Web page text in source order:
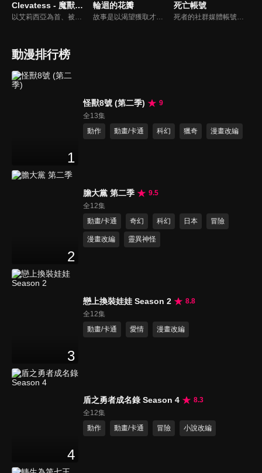
Clevatess - 魔獸之王與嬰兒與屍之勇者
以艾莉西亞為首、被王所選上的勇者一行人，因為討伐魔獸王克雷巴特斯失利，因此陷入了危機。就在世界滅亡之際，所有人的希望託付到了一名嬰兒手上。
輪迴的花瓣
故事是以渴望獲取才能的高中生「扇寺東耶」為主角，描述他獲得了一把藉由藉開自己肉體獲得前世才能的「輪迴之枝」。在那個世界中，宮本武藏的劍術和數學家的超高速演算，與連續殺人犯的殺人技巧展開激戰。牛頓、愛因斯坦、畢卡索、南丁格爾…天才、異才、鬼才陸續登場，超人們的異能蹂躪日常生活就此展開。
死亡帳號
死者的社群媒體帳號會怎樣的呢？那些帶著未完成心願的亡者帳號──Dead Account──最終會以數位幽靈，也就是所謂的「幽靈帳號」，在現世復甦……。緣城蒼吏為了替妹妹緋里籌措醫藥費，每天都以炎上系直播主「煽火蘋果」的身分進行直播活動。然而，在某個契機之下覺醒了電能的緣城，被帶往流傳著各種可疑傳聞的「彌電學園」。那是一所隨著網際網路普及、專門驅除數位化幽靈，並培養新時代靈媒師的學校！燃燒、擊碎並祓除──現代化的除靈戰鬥就此展開！
動漫排行榜
1
怪獸8號 (第二季)
9
全13集
動作
動畫/卡通 科幻 獵奇 漫畫改編
2
膽大黨 第二季
9.5
全12集
動畫/卡通
奇幻 科幻 日本 冒險
漫畫改編 靈異神怪
3
戀上換裝娃娃 Season 2
8.8
全12集
動畫/卡通
愛情 漫畫改編
4
盾之勇者成名錄 Season 4
8.3
全12集
動作
動畫/卡通 冒險 小說改編